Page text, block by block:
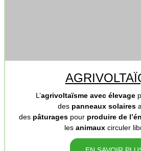
L’agrivoltaïsme avec élevage
des panneaux solaires
des pâturagespour produire de
les animauxcirculer